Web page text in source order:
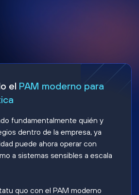
el PAM moderno para
fundamentalmente quién y
dentro de la empresa, ya
puede ahora operar con
a sistemas sensibles a escala
quo con el PAM moderno